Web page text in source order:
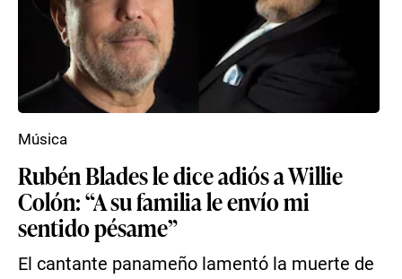
Rubén Blades le dice adiós a Willie
Colón: “A su familia le envío mi
sentido pésame”
El cantante panameño lamentó la muerte de
Música